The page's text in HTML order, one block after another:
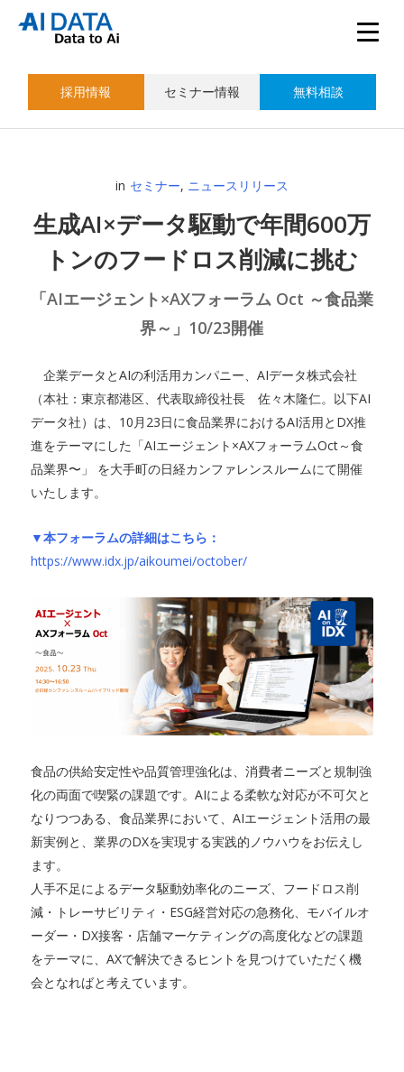
採用情報 セミナー情報 無料相談
in セミナー, ニュースリリース
生成AI×データ駆動で年間600万
トンのフードロス削減に挑む
「AIエージェント×AXフォーラム Oct ～食品業
界～」10/23開催
企業データとAIの利活用カンパニー、AIデータ株式会社
（本社：東京都港区、代表取締役社長 佐々木隆仁。以下AI
データ社）は、10月23日に食品業界におけるAI活用とDX推
進をテーマにした「AIエージェント×AXフォーラムOct～食
品業界〜」 を大手町の日経カンファレンスルームにて開催
いたします。
▼本フォーラムの詳細はこちら：
https://www.idx.jp/aikoumei/october/
食品の供給安定性や品質管理強化は、消費者ニーズと規制強
化の両面で喫緊の課題です。AIによる柔軟な対応が不可欠と
なりつつある、食品業界において、AIエージェント活用の最
新実例と、業界のDXを実現する実践的ノウハウをお伝えし
ます。
人手不足によるデータ駆動効率化のニーズ、フードロス削
減・トレーサビリティ・ESG経営対応の急務化、モバイルオ
ーダー・DX接客・店舗マーケティングの高度化などの課題
をテーマに、AXで解決できるヒントを見つけていただく機
会となればと考えています。